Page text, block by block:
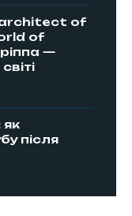
architect of
of
—
як
після